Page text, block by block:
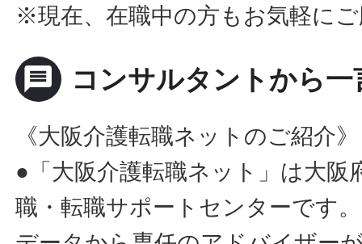
※現在、在職中の方もお気軽に
message コンサルタントから一
《大阪介護転職ネットのご紹介》
●「大阪介護転職ネット」は大阪
職・転職サポートセンターです